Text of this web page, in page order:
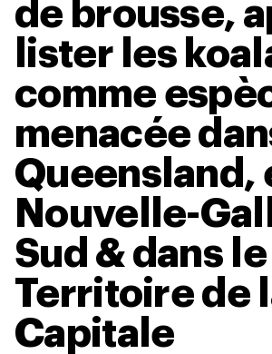
de brousse,
lister les
comme
menacée
Queensland,
Nouvelle-
Sud & dans le
Territoire de
Capitale